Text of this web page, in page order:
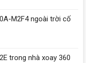
M2F4 ngoài trời cố
trong nhà xoay 360